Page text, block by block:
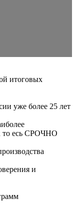
итоговых
уже более 25 лет
то есь СРОЧНО
и